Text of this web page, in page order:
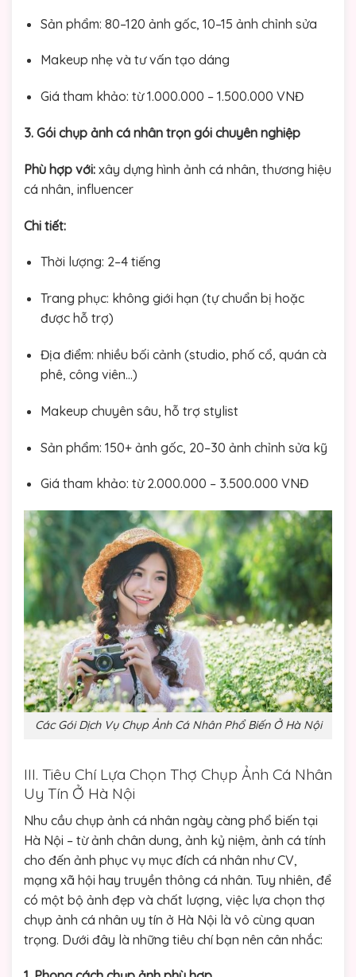
Sản phẩm: 80–120 ảnh gốc, 10–15 ảnh chỉnh sửa
Makeup nhẹ và tư vấn tạo dáng
Giá tham khảo: từ 1.000.000 – 1.500.000 VNĐ
3. Gói chụp ảnh cá nhân trọn gói chuyên nghiệp
Phù hợp với: xây dựng hình ảnh cá nhân, thương hiệu
cá nhân, influencer
Chi tiết:
Thời lượng: 2–4 tiếng
Trang phục: không giới hạn (tự chuẩn bị hoặc
được hỗ trợ)
Địa điểm: nhiều bối cảnh (studio, phố cổ, quán cà
phê, công viên…)
Makeup chuyên sâu, hỗ trợ stylist
Sản phẩm: 150+ ảnh gốc, 20–30 ảnh chỉnh sửa kỹ
Giá tham khảo: từ 2.000.000 – 3.500.000 VNĐ
Các Gói Dịch Vụ Chụp Ảnh Cá Nhân Phổ Biến Ở Hà Nội
III. Tiêu Chí Lựa Chọn Thợ Chụp Ảnh Cá Nhân
Uy Tín Ở Hà Nội
Nhu cầu chụp ảnh cá nhân ngày càng phổ biến tại
Hà Nội – từ ảnh chân dung, ảnh kỷ niệm, ảnh cá tính
cho đến ảnh phục vụ mục đích cá nhân như CV,
mạng xã hội hay truyền thông cá nhân. Tuy nhiên, để
có một bộ ảnh đẹp và chất lượng, việc lựa chọn thợ
chụp ảnh cá nhân uy tín ở Hà Nội là vô cùng quan
trọng. Dưới đây là những tiêu chí bạn nên cân nhắc: